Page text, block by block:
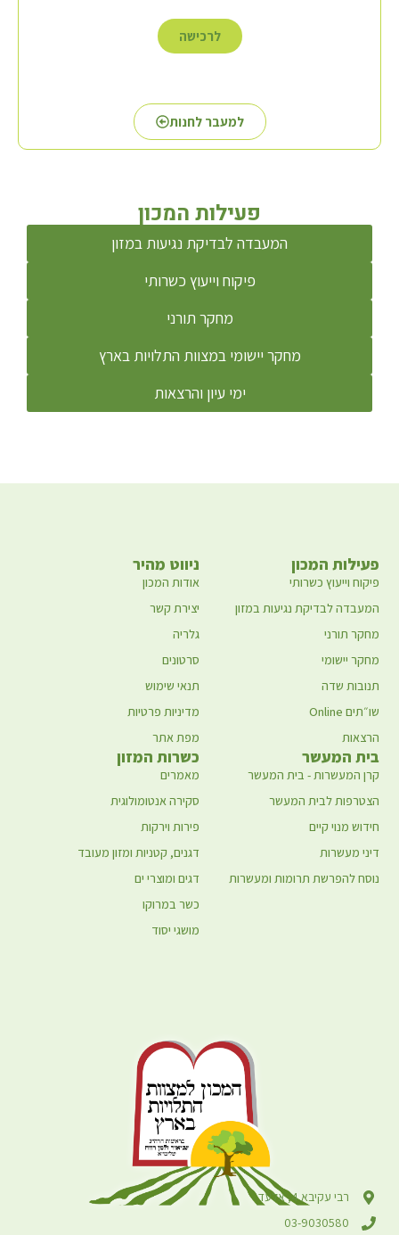
לרכישה
למעבר לחנות
פעילות המכון
המעבדה לבדיקת נגיעות במזון
פיקוח וייעוץ כשרותי
מחקר תורני
מחקר יישומי במצוות התלויות בארץ
ימי עיון והרצאות
רבי עקיבא 4, אלעד
03-9030580
ניווט מהיר
אודות המכון
יצירת קשר
גלריה
סרטונים
תנאי שימוש
מדיניות פרטיות
מפת אתר
פעילות המכון
פיקוח וייעוץ כשרותי
המעבדה לבדיקת נגיעות במזון
מחקר תורני
מחקר יישומי
תנובות שדה
שו״תים Online
הרצאות
כשרות המזון
מאמרים
סקירה אנטומולוגית
פירות וירקות
דגנים, קטניות ומזון מעובד
דגים ומוצרי ים
כשר במרוקו
מושגי יסוד
בית המעשר
קרן המעשרות - בית המעשר
הצטרפות לבית המעשר
חידוש מנוי קיים
דיני מעשרות
נוסח להפרשת תרומות ומעשרות